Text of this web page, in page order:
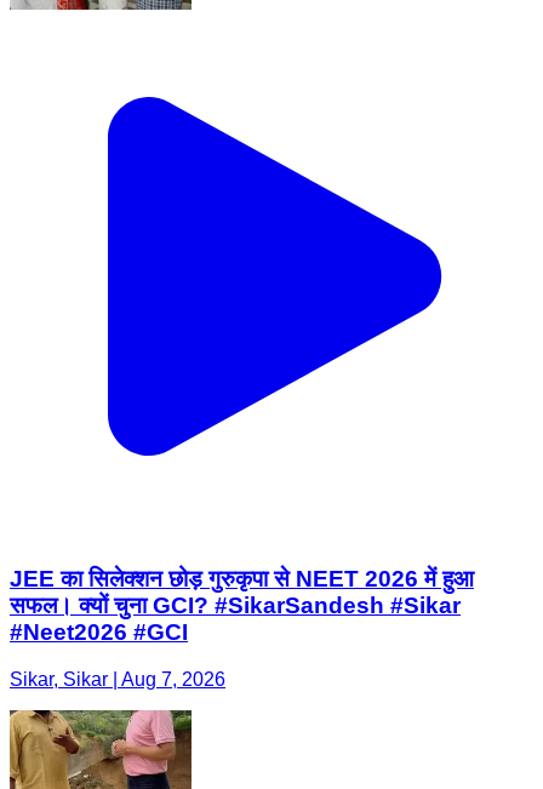
JEE का सिलेक्शन छोड़ गुरुकृपा से NEET 2026 में हुआ
सफल। क्यों चुना GCI? #SikarSandesh #Sikar
#Neet2026 #GCI
Sikar, Sikar | Aug 7, 2026